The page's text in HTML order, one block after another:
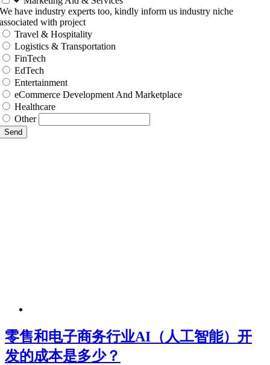
We have industry experts too, kindly inform us industry niche
associated with project
Travel & Hospitality
Logistics & Transportation
FinTech
EdTech
Entertainment
eCommerce Development And Marketplace
Healthcare
Other
Send
零售和电子商务行业AI（人工智能）开
发的成本是多少？